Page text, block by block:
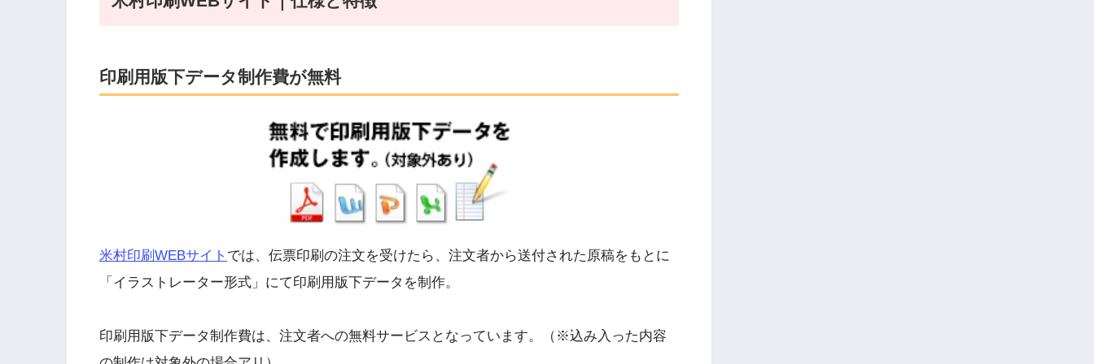
印刷用版下データ制作費が無料
米村印刷WEBサイト では、伝票印刷の注文を受けたら、注文者から送付された原稿をもとに
「イラストレーター形式」にて印刷用版下データを制作。
印刷用版下データ制作費は、注文者への無料サービスとなっています。（※込み入った内容